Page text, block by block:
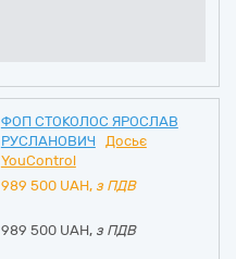
ФОП СТОКОЛОС ЯРОСЛАВ
РУСЛАНОВИЧ
Досьє
YouControl
989 500 UAH, з ПДВ
989 500 UAH, з ПДВ